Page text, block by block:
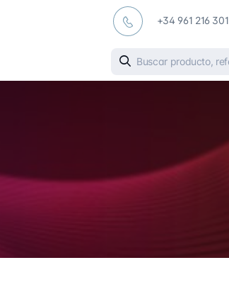
+34 961 216 301